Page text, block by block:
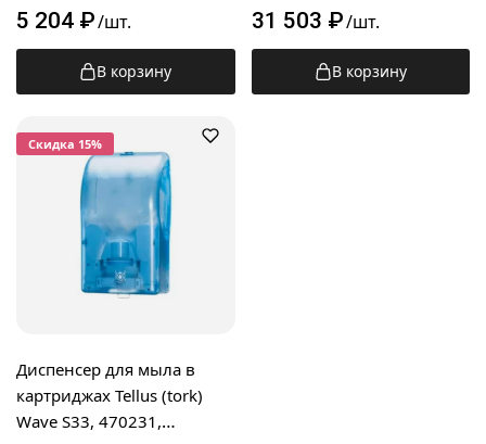
5 204 ₽/шт.
В корзину
31 503 ₽/шт.
В корзину
Cкидка 15%
Диспенсер для мыла в
картриджах Tellus (tork)
Wave S33, 470231,